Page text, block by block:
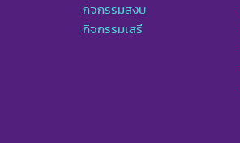
กิจกรรมสงบ
กิจกรรมเสรี